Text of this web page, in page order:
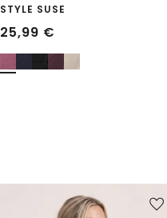
STYLE SUSE
25,99 €